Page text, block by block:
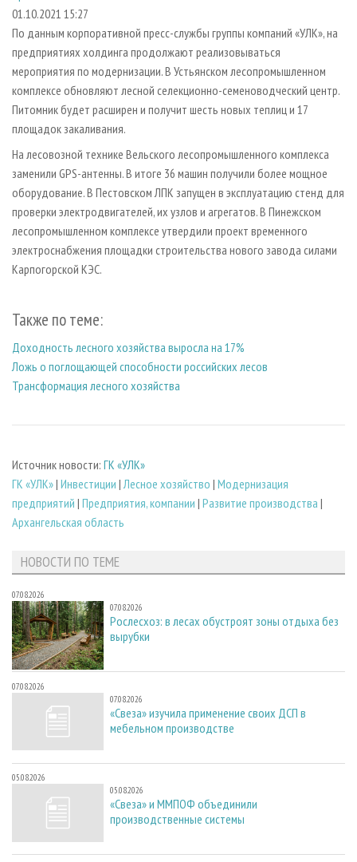
СУШКА ДРЕВЕСИНЫ
ПРОИЗВОДСТВО ДРЕВЕСНЫХ ПЛИТ
ДЕРЕВЯННОЕ ДОМОСТРОЕНИЕ
ПРОИЗВОДСТВО МЕБЕЛИ
БИОЭНЕРГЕТИКА
ИНСТРУМЕНТ И МАТЕРИАЛЫ
ПЕРСОНЫ
МОБИЛЬНЫЕ ВЫСТАВКИ
ОФИЦИАЛЬНЫЕ ДЕЛЕГАЦИИ
ПРИОРИТЕТНЫЕ ИНВЕСТПРОЕКТЫ
RUSSIAN FORESTRY REVIEW
БИБЛИОТЕКА СПЕЦИАЛИСТА
КОНТАКТЫ
РЕКЛАМА
РЕКЛАМА НА САЙТЕ
01.10.2021 15:27
По данным корпоративной пресс-службы группы компаний «УЛК», на
предприятиях холдинга продолжают реализовываться
мероприятия по модернизации. В Устьянском лесопромышленном
комплексе обновляют лесной селекционно-семеноводческий центр.
Питомник будет расширен и получит шесть новых теплиц и 17
площадок закаливания.
На лесовозной технике Вельского лесопромышленного комплекса
заменили GPS-антенны. В итоге 36 машин получили более мощное
оборудование. В Пестовском ЛПК запущен в эксплуатацию стенд для
проверки электродвигателей, их узлов и агрегатов. В Пинежском
лесопромышленном комплексе утвердили проект временного
электроснабжения площадки строительства нового завода силами
Карпогорской КЭС.
Также по теме:
Доходность лесного хозяйства выросла на 17%
Ложь о поглощающей способности российских лесов
Трансформация лесного хозяйства
Источник новости: ГК «УЛК»
ГК «УЛК»| Инвестиции | Лесное хозяйство | Модернизация
предприятий | Предприятия, компании | Развитие производства |
Архангельская область
НОВОСТИ ПО ТЕМЕ
07.08.2026
07.08.2026
Рослесхоз: в лесах обустроят зоны отдыха без
вырубки
07.08.2026
07.08.2026
«Свеза» изучила применение своих ДСП в
мебельном производстве
05.08.2026
05.08.2026
«Свеза» и ММПОФ объединили
производственные системы